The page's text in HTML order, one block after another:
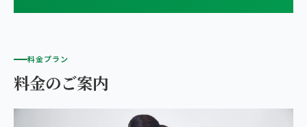
料金プラン
料金のご案内